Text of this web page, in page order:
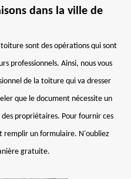
dans la ville de
sont des opérations qui sont
professionnels. Ainsi, nous vous
de la toiture qui va dresser
que le document nécessite un
propriétaires. Pour fournir ces
remplir un formulaire. N'oubliez
gratuite.